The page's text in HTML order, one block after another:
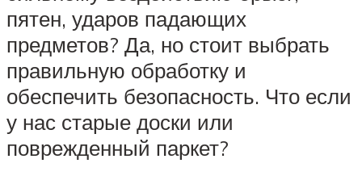
пятен, ударов падающих
предметов? Да, но стоит выбрать
правильную обработку и
обеспечить безопасность. Что если
у нас старые доски или
поврежденный паркет?